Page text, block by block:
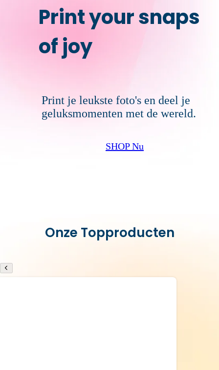
Print your snaps
of joy
Print je leukste foto's en deel je
geluksmomenten met de wereld.
SHOP Nu
Onze Topproducten